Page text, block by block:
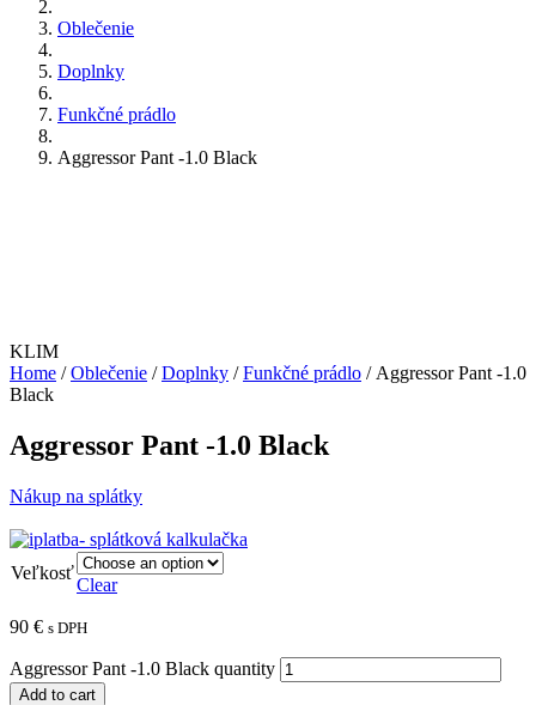
Oblečenie
Doplnky
Funkčné prádlo
Aggressor Pant -1.0 Black
KLIM
Home /Oblečenie /Doplnky /Funkčné prádlo / Aggressor Pant -1.0
Black
Aggressor Pant -1.0 Black
Nákup na splátky
Veľkosť
Clear
90 € s DPH
Aggressor Pant -1.0 Black quantity
Add to cart